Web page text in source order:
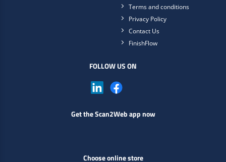
Terms and conditions
Privacy Policy
Contact Us
FinishFlow
FOLLOW US ON
Get the Scan2Web app now
Choose online store